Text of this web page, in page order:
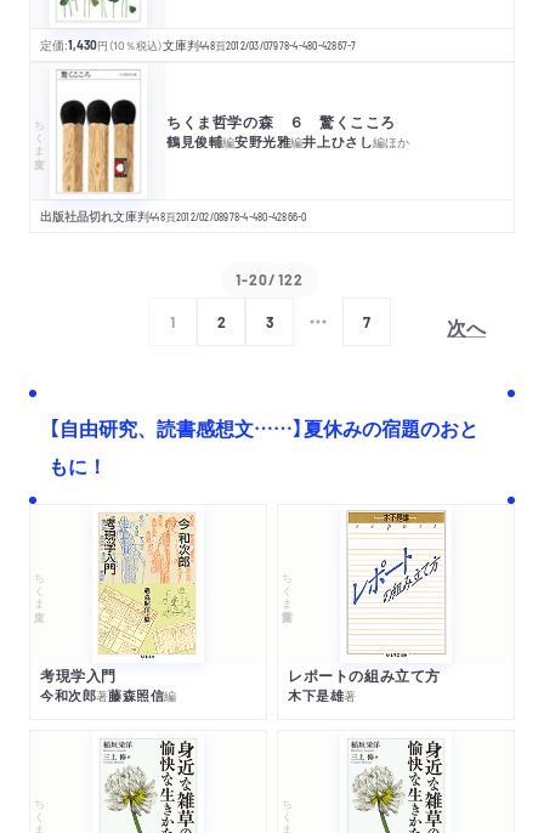
定価:1,430円 （10％税込）文庫判448頁2012/03/07978-4-480-42867-7
ちくま文庫 ちくま哲学の森 ６ 驚くこころ
鶴見俊輔編安野光雅編井上ひさし編ほか
出版社品切れ文庫判448頁2012/02/08978-4-480-42866-0
1-20/122
1 2 3 7 次へ
【自由研究、読書感想文……】夏休みの宿題のおと
もに！
ちくま文庫
考現学入門
今和次郎著藤森照信編
ちくま学芸文庫
レポートの組み立て方
木下是雄著
ちくま文庫 ちくま文庫